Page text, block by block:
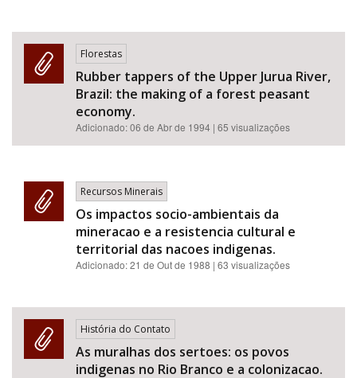
Florestas
Rubber tappers of the Upper Jurua River,
Brazil: the making of a forest peasant
economy.
Adicionado:06 de Abr de 1994 | 65 visualizações
Recursos Minerais
Os impactos socio-ambientais da
mineracao e a resistencia cultural e
territorial das nacoes indigenas.
Adicionado:21 de Out de 1988 | 63 visualizações
História do Contato
As muralhas dos sertoes: os povos
indigenas no Rio Branco e a colonizacao.